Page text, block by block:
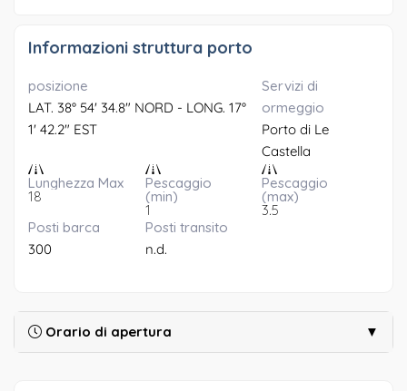
Informazioni struttura porto
posizione
LAT. 38° 54' 34.8" NORD - LONG. 17°
1' 42.2" EST
Servizi di
ormeggio
Porto di Le
Castella
Lunghezza Max
18
Pescaggio
(min)
1
Pescaggio
(max)
3.5
Posti barca
300
Posti transito
n.d.
Orario di apertura ▼